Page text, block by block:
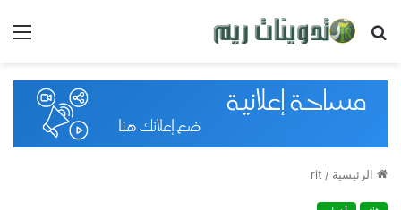
بحث
الرئيسية/
rit